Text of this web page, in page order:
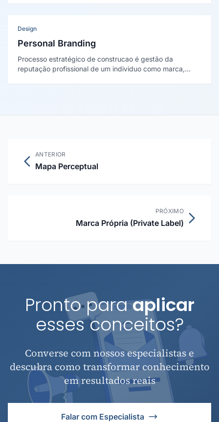
Design
Personal Branding
Processo estratégico de construcao é gestão da
reputação profissional de um individuo como marca,
ANTERIOR
Mapa Perceptual
PRÓXIMO
Marca Própria (Private Label)
Pronto paraaplicar
esses conceitos?
Converse com nossos especialistas e
descubra como transformar conhecimento
em resultados reais
Falar com Especialista